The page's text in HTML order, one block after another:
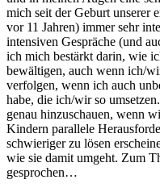
mich seit der Geburt unserer
vor 11 Jahren) immer sehr
intensiven Gespräche (und
ich mich bestärkt darin, wie
bewältigen, auch wenn ich/
verfolgen, wenn ich auch
habe, die ich/wir so
genau hinzuschauen, wenn
Kindern parallele
schwieriger zu lösen
wie sie damit umgeht. Zum
gesprochen…